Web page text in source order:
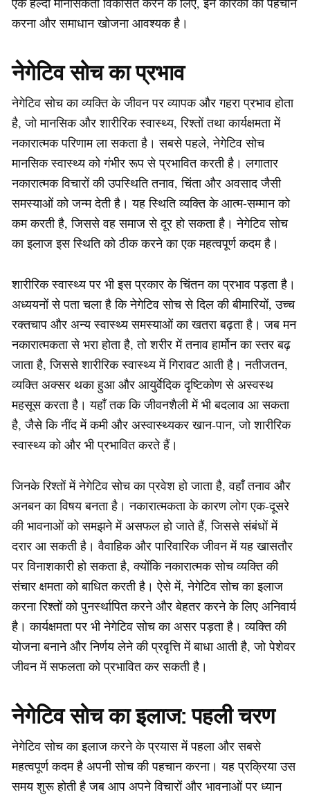
करना और समाधान खोजना आवश्यक है।
नेगेटिव सोच का प्रभाव
नेगेटिव सोच का व्यक्ति के जीवन पर व्यापक और गहरा प्रभाव होता
है, जो मानसिक और शारीरिक स्वास्थ्य, रिश्तों तथा कार्यक्षमता में
नकारात्मक परिणाम ला सकता है। सबसे पहले, नेगेटिव सोच
मानसिक स्वास्थ्य को गंभीर रूप से प्रभावित करती है। लगातार
नकारात्मक विचारों की उपस्थिति तनाव, चिंता और अवसाद जैसी
समस्याओं को जन्म देती है। यह स्थिति व्यक्ति के आत्म-सम्मान को
कम करती है, जिससे वह समाज से दूर हो सकता है। नेगेटिव सोच
का इलाज इस स्थिति को ठीक करने का एक महत्वपूर्ण कदम है।
शारीरिक स्वास्थ्य पर भी इस प्रकार के चिंतन का प्रभाव पड़ता है।
अध्ययनों से पता चला है कि नेगेटिव सोच से दिल की बीमारियों, उच्च
रक्तचाप और अन्य स्वास्थ्य समस्याओं का खतरा बढ़ता है। जब मन
नकारात्मकता से भरा होता है, तो शरीर में तनाव हार्मोन का स्तर बढ़
जाता है, जिससे शारीरिक स्वास्थ्य में गिरावट आती है। नतीजतन,
व्यक्ति अक्सर थका हुआ और आयुर्वेदिक दृष्टिकोण से अस्वस्थ
महसूस करता है। यहाँ तक कि जीवनशैली में भी बदलाव आ सकता
है, जैसे कि नींद में कमी और अस्वास्थ्यकर खान-पान, जो शारीरिक
स्वास्थ्य को और भी प्रभावित करते हैं।
जिनके रिश्तों में नेगेटिव सोच का प्रवेश हो जाता है, वहाँ तनाव और
अनबन का विषय बनता है। नकारात्मकता के कारण लोग एक-दूसरे
की भावनाओं को समझने में असफल हो जाते हैं, जिससे संबंधों में
दरार आ सकती है। वैवाहिक और पारिवारिक जीवन में यह खासतौर
पर विनाशकारी हो सकता है, क्योंकि नकारात्मक सोच व्यक्ति की
संचार क्षमता को बाधित करती है। ऐसे में, नेगेटिव सोच का इलाज
करना रिश्तों को पुनर्स्थापित करने और बेहतर करने के लिए अनिवार्य
है। कार्यक्षमता पर भी नेगेटिव सोच का असर पड़ता है। व्यक्ति की
योजना बनाने और निर्णय लेने की प्रवृत्ति में बाधा आती है, जो पेशेवर
जीवन में सफलता को प्रभावित कर सकती है।
नेगेटिव सोच का इलाज: पहली चरण
नेगेटिव सोच का इलाज करने के प्रयास में पहला और सबसे
महत्वपूर्ण कदम है अपनी सोच की पहचान करना। यह प्रक्रिया उस
समय शुरू होती है जब आप अपने विचारों और भावनाओं पर ध्यान